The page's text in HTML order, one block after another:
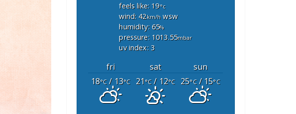
feels like: 19°c
wind: 42km/h wsw
humidity: 65%
pressure: 1013.55mbar
uv index: 3
fri sat
sun
18°C / 13°C 21°C / 12°C 25°C/ 15°C